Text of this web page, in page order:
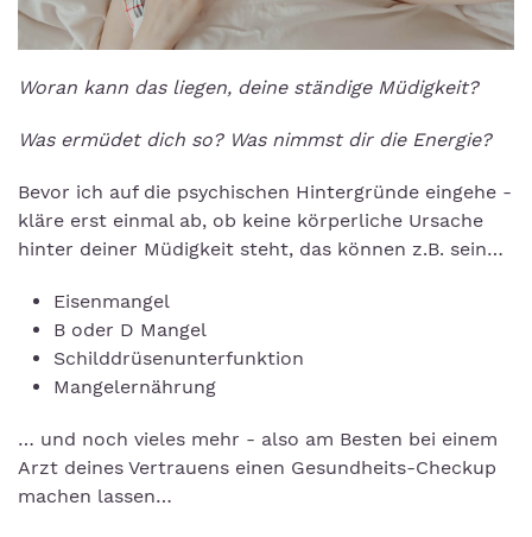
Woran kann das liegen, deine ständige Müdigkeit?
Was ermüdet dich so? Was nimmst dir die Energie?
Bevor ich auf die psychischen Hintergründe eingehe -
kläre erst einmal ab, ob keine körperliche Ursache
hinter deiner Müdigkeit steht, das können z.B. sein…
Eisenmangel
B oder D Mangel
Schilddrüsenunterfunktion
Mangelernährung
… und noch vieles mehr - also am Besten bei einem
Arzt deines Vertrauens einen Gesundheits-Checkup
machen lassen…